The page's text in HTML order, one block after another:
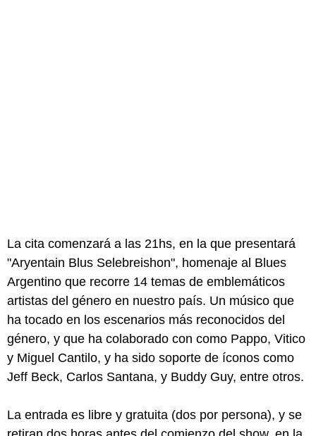
La cita comenzará a las 21hs, en la que presentará
"Aryentain Blus Selebreishon", homenaje al Blues
Argentino que recorre 14 temas de emblemáticos
artistas del género en nuestro país. Un músico que
ha tocado en los escenarios más reconocidos del
género, y que ha colaborado con como Pappo, Vitico
y Miguel Cantilo, y ha sido soporte de íconos como
Jeff Beck, Carlos Santana, y Buddy Guy, entre otros.
La entrada es libre y gratuita (dos por persona), y se